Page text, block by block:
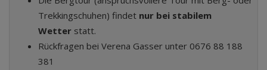
Trekkingschuhen) findet nur bei stabilem
Wetter statt.
Rückfragen bei Verena Gasser unter 0676 88 188
381